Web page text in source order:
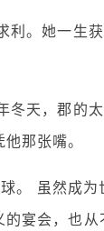
利。她一生
冬天，郡的
那张嘴。
。 虽然成为
宴会，也从